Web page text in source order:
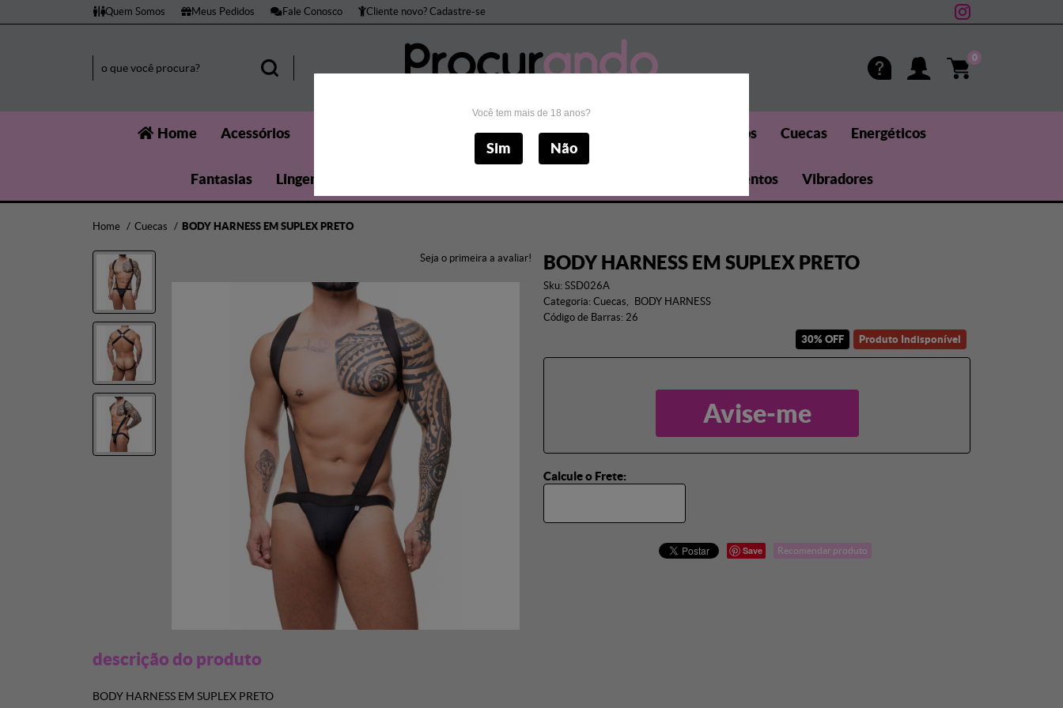
Quem Somos Meus Pedidos Fale Conosco Cliente novo? Cadastre-se
0
Home Acessórios Bomba Peniana Brincadeiras Cosméticos Cuecas Energéticos
Fantasias Lingerie Suplementos Vibradores
Home Cuecas BODY HARNESS EM SUPLEX PRETO
Seja o primeira a avaliar! BODY HARNESS EM SUPLEX PRETO
Sku: SSD026A
Categoria: Cuecas
BODY HARNESS
Código de Barras: 26
30% OFF
Produto Indisponível
Avise-me
Calcule o Frete:
Save Recomendar produto
descrição do produto
BODY HARNESS EM SUPLEX PRETO
Você tem mais de 18 anos?
Sim Não